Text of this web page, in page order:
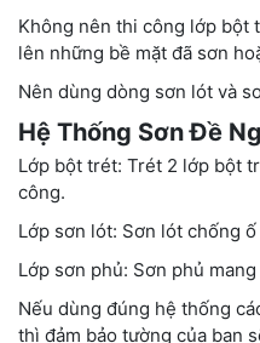
Không nên thi công lớp bột
lên những bề mặt đã sơn
Nên dùng dòng sơn lót và
Hệ Thống Sơn Đề
Lớp bột trét: Trét 2 lớp bột
công.
Lớp sơn lót: Sơn lót chống
Lớp sơn phủ: Sơn phủ
Nếu dùng đúng hệ thống
thì đảm bảo tường của bạn